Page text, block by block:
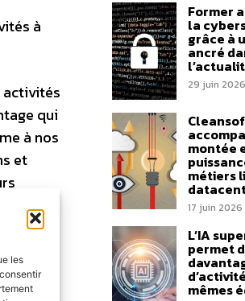
les
à
activités
qui
à nos
et
les
Former
la
grâce à
ancré
29 juin 2026
montée
métiers
17 juin 2026
L’IA
permet
mêmes